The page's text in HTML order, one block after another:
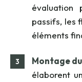
évaluation
passifs, les
éléments
Montage
élaborent